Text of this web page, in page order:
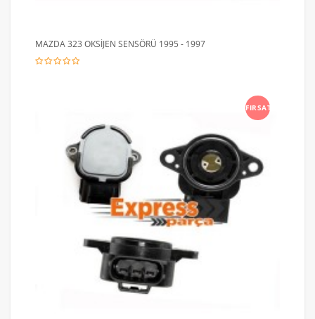
MAZDA 323 OKSİJEN SENSÖRÜ 1995 - 1997
FIRSAT